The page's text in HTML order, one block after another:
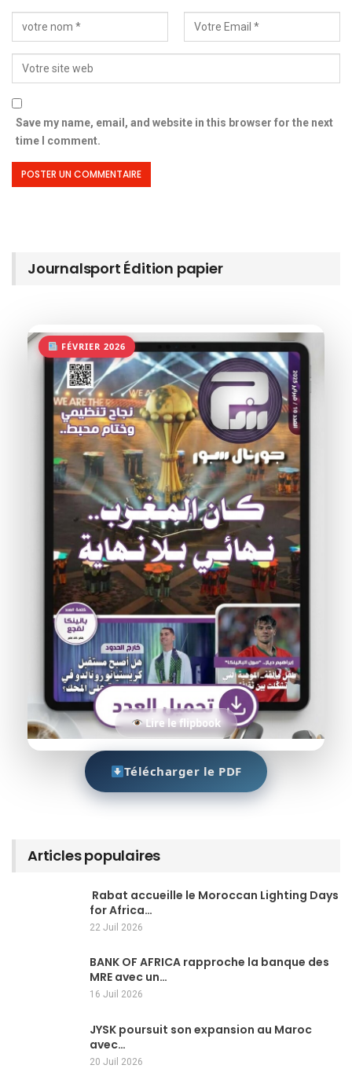
Save my name, email, and website in this browser for the next
time I comment.
Journalsport Édition papier
FÉVRIER 2026
Lire le flipbook
Télécharger le PDF
Articles populaires
Rabat accueille le Moroccan Lighting Days
for Africa…
22 Juil 2026
BANK OF AFRICA rapproche la banque des
MRE avec un…
16 Juil 2026
JYSK poursuit son expansion au Maroc
avec…
20 Juil 2026